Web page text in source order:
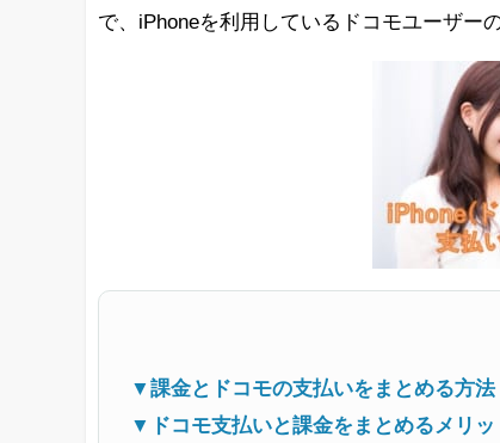
で、iPhoneを利用しているドコモユーザー
▼課金とドコモの支払いをまとめる方法
▼ドコモ支払いと課金をまとめるメリッ